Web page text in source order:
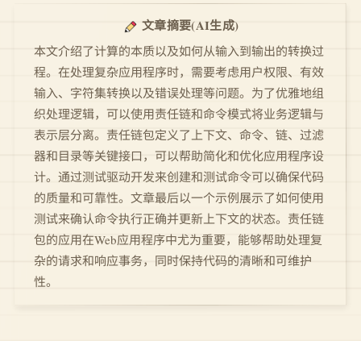
文章摘要(AI生成)
本文介绍了计算的本质以及如何从输入到输出的转换过
程。在处理复杂应用程序时，需要考虑用户权限、有效
输入、字符集转换以及错误处理等问题。为了优雅地组
织处理逻辑，可以使用责任链和命令模式将业务逻辑与
表示层分离。责任链包定义了上下文、命令、链、过滤
器和目录等关键接口，可以帮助简化和优化应用程序设
计。通过测试驱动开发来创建和测试命令可以确保代码
的质量和可靠性。文章最后以一个示例展示了如何使用
测试来确认命令执行正确并更新上下文的状态。责任链
包的应用在Web应用程序中尤为重要，能够帮助处理复
杂的请求和响应事务，同时保持代码的清晰和可维护
性。